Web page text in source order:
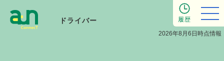
ドライバー
2026年8月6日時点情報
履歴